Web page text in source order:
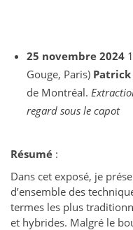
25 novembre 2024
Gouge, Paris)Patrick
de Montréal.
regard sous le capot
Résumé :
Dans cet exposé, je
d’ensemble des
termes les plus
et hybrides. Malgré le